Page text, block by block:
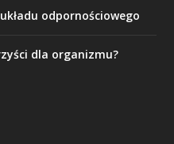
odpornościowego
dla organizmu?